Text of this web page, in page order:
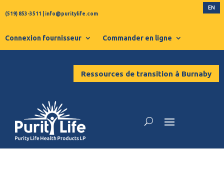
(519) 853-3511 info@puritylife.com
EN
Connexion fournisseur Commander en ligne
Ressources de transition à Burnaby